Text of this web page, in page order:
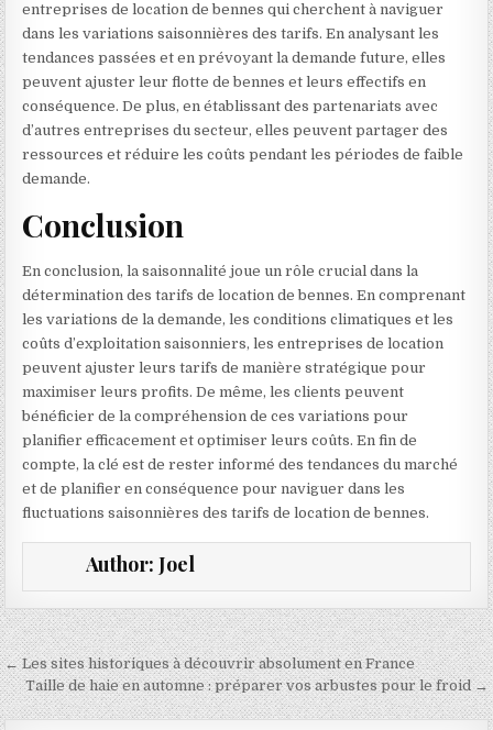
entreprises de location de bennes qui cherchent à naviguer
dans les variations saisonnières des tarifs. En analysant les
tendances passées et en prévoyant la demande future, elles
peuvent ajuster leur flotte de bennes et leurs effectifs en
conséquence. De plus, en établissant des partenariats avec
d’autres entreprises du secteur, elles peuvent partager des
ressources et réduire les coûts pendant les périodes de faible
demande.
Conclusion
En conclusion, la saisonnalité joue un rôle crucial dans la
détermination des tarifs de location de bennes. En comprenant
les variations de la demande, les conditions climatiques et les
coûts d’exploitation saisonniers, les entreprises de location
peuvent ajuster leurs tarifs de manière stratégique pour
maximiser leurs profits. De même, les clients peuvent
bénéficier de la compréhension de ces variations pour
planifier efficacement et optimiser leurs coûts. En fin de
compte, la clé est de rester informé des tendances du marché
et de planifier en conséquence pour naviguer dans les
fluctuations saisonnières des tarifs de location de bennes.
Author: Joel
Navigation de l’article
← Les sites historiques à découvrir absolument en France
Taille de haie en automne : préparer vos arbustes pour le froid →